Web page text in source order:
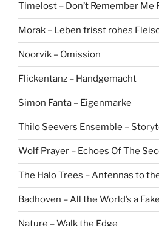
Timelost – Don’t Remember Me
Morak – Leben frisst rohes
Noorvik – Omission
Flickentanz – Handgemacht
Simon Fanta – Eigenmarke
Thilo Seevers Ensemble –
Wolf Prayer – Echoes Of The
The Halo Trees – Antennas to
Badhoven – All the World’s a Fake
Nature – Walk the Edge